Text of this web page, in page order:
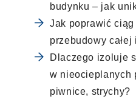
budynku – jak
Jak poprawić
przebudowy
Dlaczego izoluje
w nieocieplanych
piwnice, strychy?